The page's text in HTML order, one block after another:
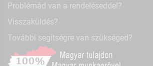
Problémád van a rendeléseddel?
Visszaküldés?
További segítségre van szükséged?